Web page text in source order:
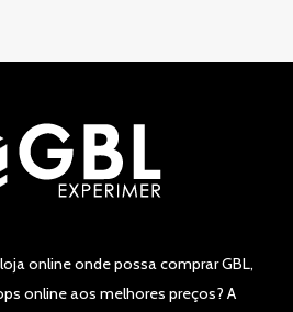
online onde possa comprar GBL,
online aos melhores preços? A